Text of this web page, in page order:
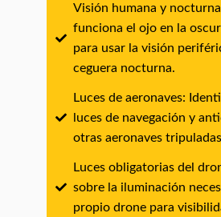
Visión humana y
funciona el ojo en la
para usar la visión
ceguera nocturna.
Luces de aeronaves:
luces de navegación y
otras aeronaves
Luces obligatorias del
sobre la iluminación
propio drone para